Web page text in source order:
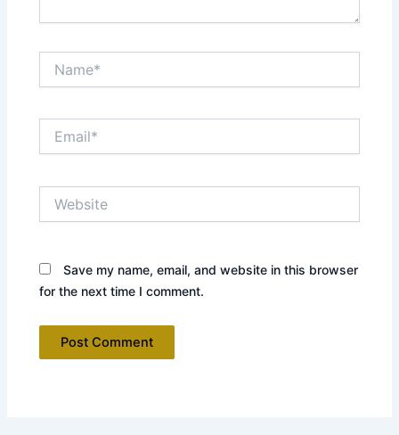
Save my name, email, and website in this browser
for the next time I comment.